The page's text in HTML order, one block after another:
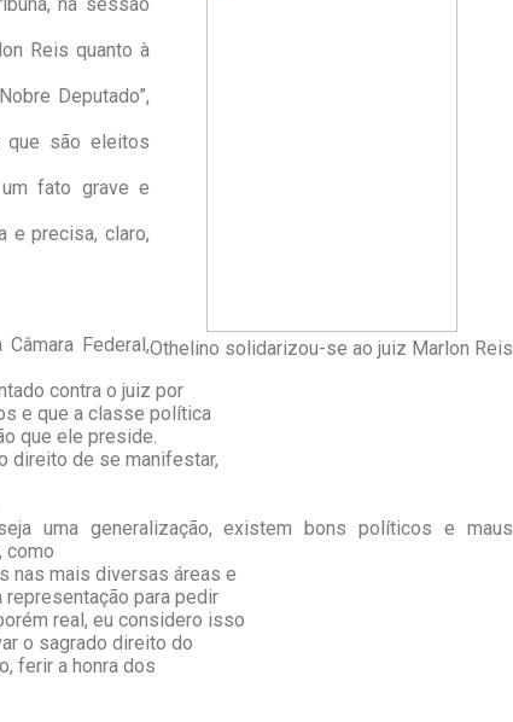
Othelino solidarizou-se ao juiz Marlon Reis
Reis quanto à
Deputado”,
que são eleitos
fato grave e
e precisa, claro,
Federal,
contra o juiz por
e que a classe política
que ele preside.
direito de se manifestar,
uma generalização, existem bons políticos e maus
como
nas mais diversas áreas e
para pedir
real, eu considero isso
o sagrado direito do
ferir a honra dos